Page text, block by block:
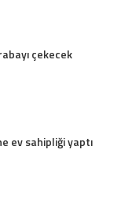
çekecek
ev sahipliği yaptı